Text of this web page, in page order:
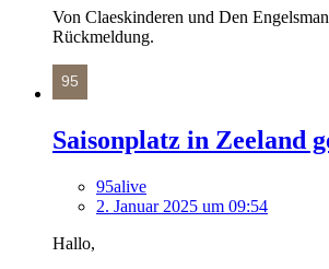
Von Claeskinderen und Den
Rückmeldung.
Saisonplatz in Zeeland
95alive
2. Januar 2025 um 09:54
Hallo,